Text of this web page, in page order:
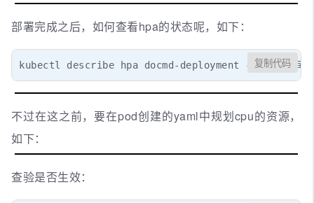
部署完成之后，如何查看hpa的状态呢，如下：
kubectl describe hpa docmd-deployment -n 命名空间
复制代码
不过在这之前，要在pod创建的yaml中规划cpu的资源，
如下：
查验是否生效：